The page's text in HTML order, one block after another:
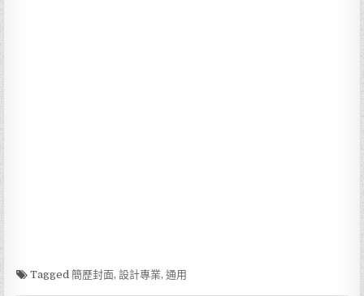
Tagged簡歷封面,設計專業,通用